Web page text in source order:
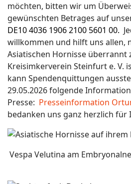
möchten, bitten wir um
gewünschten Betrages auf
DE10 4036 1906 2100 5601 00.
willkommen und hilft uns allen,
Asiatischen Hornisse überrannt
Kreisimkerverein Steinfurt e. V.
kann Spendenquittungen
29.05.2026 folgende
Presse: Presseinformation
bedanken uns ganz herzlich
Vespa Velutina am